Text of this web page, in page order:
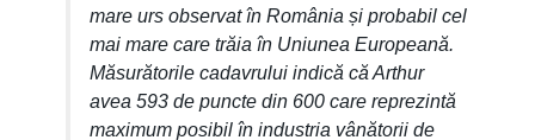
mare urs observat în România și probabil cel
mai mare care trăia în Uniunea Europeană.
Măsurătorile cadavrului indică că Arthur
avea 593 de puncte din 600 care reprezintă
maximum posibil în industria vânătorii de